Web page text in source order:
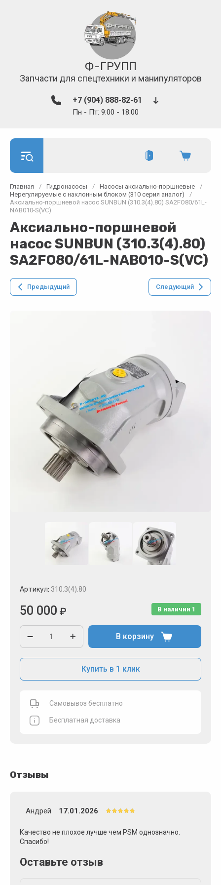
Ф-ГРУПП
Запчасти для спецтехники и манипуляторов
+7 (904) 888-82-61
Пн - Пт: 9:00 - 18:00
Главная / Гидронасосы / Насосы аксиально-поршневые
/
Нерегулируемые с наклонным блоком (310 серия аналог)
/
Аксиально-поршневой насос SUNBUN (310.3(4).80) SA2FO80/61L-
NAB010-S(VC)
Аксиально-поршневой
насос SUNBUN (310.3(4).80)
SA2FO80/61L-NAB010-S(VC)
Предыдущий Следующий
Артикул: 310.3(4).80
В наличии 1
50 000 ₽
В корзину
Купить в 1 клик
Самовывоз бесплатно
Бесплатная доставка
Отзывы
Андрей 17.01.2026
Качество не плохое лучше чем PSM однозначно.
Спасибо!
Оставьте отзыв